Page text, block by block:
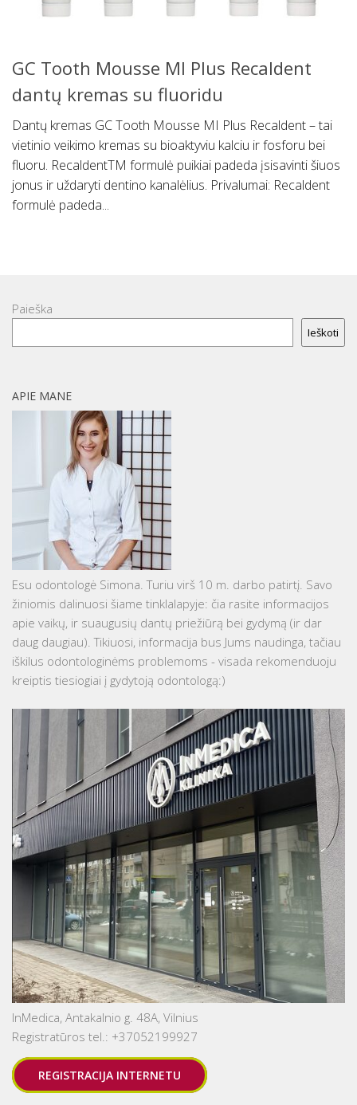
GC Tooth Mousse MI Plus Recaldent
dantų kremas su fluoridu
Dantų kremas GC Tooth Mousse MI Plus Recaldent – tai
vietinio veikimo kremas su bioaktyviu kalciu ir fosforu bei
fluoru. RecaldentTM formulė puikiai padeda įsisavinti šiuos
jonus ir uždaryti dentino kanalėlius. Privalumai: Recaldent
formulė padeda...
Paieška
Ieškoti
APIE MANE
Esu odontologė Simona. Turiu virš 10 m. darbo patirtį. Savo
žiniomis dalinuosi šiame tinklalapyje: čia rasite informacijos
apie vaikų, ir suaugusių dantų priežiūrą bei gydymą (ir dar
daug daugiau). Tikiuosi, informacija bus Jums naudinga, tačiau
iškilus odontologinėms problemoms - visada rekomenduoju
kreiptis tiesiogiai į gydytoją odontologą:)
InMedica, Antakalnio g. 48A, Vilnius
Registratūros tel.: +37052199927
REGISTRACIJA INTERNETU